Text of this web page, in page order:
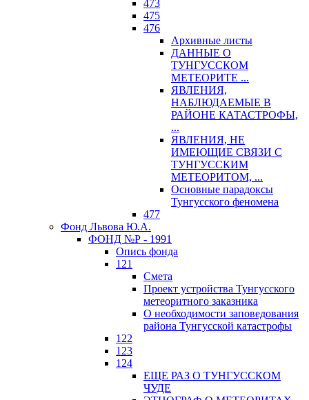
473
475
476
Архивные листы
ДАННЫЕ О
ТУНГУССКОМ
МЕТЕОРИТЕ ...
ЯВЛЕНИЯ,
НАБЛЮДАЕМЫЕ В
РАЙОНЕ КАТАСТРОФЫ,
...
ЯВЛЕНИЯ, НЕ
ИМЕЮЩИЕ СВЯЗИ С
ТУНГУССКИМ
МЕТЕОРИТОМ, ...
Основные парадоксы
Тунгусского феномена
477
Фонд Львова Ю.А.
ФОНД №Р - 1991
Опись фонда
121
Смета
Проект устройства Тунгусского
метеоритного заказника
О необходимости заповедования
района Тунгусской катастрофы
122
123
124
ЕЩЕ РАЗ О ТУНГУССКОМ
ЧУДЕ